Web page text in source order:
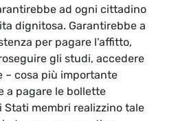
ad ogni cittadino
dignitosa. Garantirebbe a
per pagare l’affitto,
gli studi, accedere
– cosa più importante
a pagare le bollette
Stati membri realizzino tale